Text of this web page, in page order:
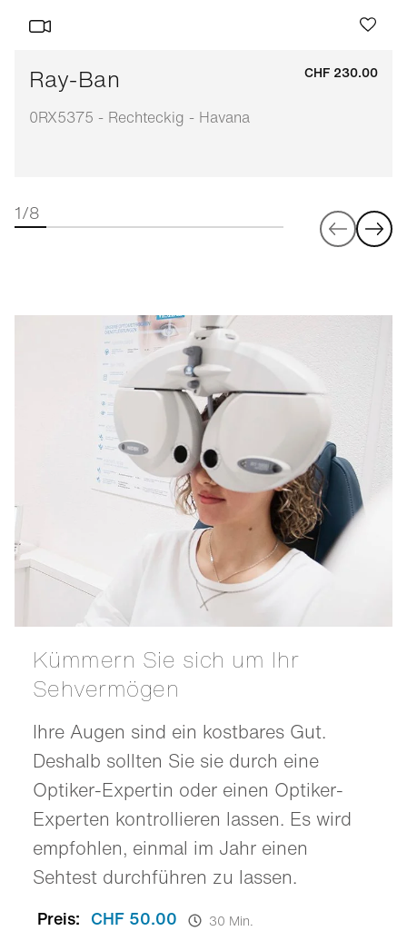
Ray-Ban
0RX5375 - Rechteckig - Havana
CHF 230.00
1/8
Kümmern Sie sich um Ihr
Sehvermögen
Ihre Augen sind ein kostbares Gut.
Deshalb sollten Sie sie durch eine
Optiker-Expertin oder einen Optiker-
Experten kontrollieren lassen. Es wird
empfohlen, einmal im Jahr einen
Sehtest durchführen zu lassen.
Preis: CHF 50.00 30 Min.